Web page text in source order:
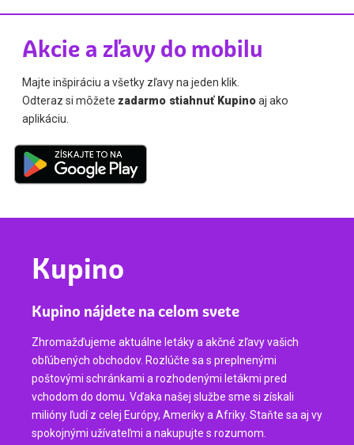
Akcie a zľavy do mobilu
Majte inšpiráciu a všetky zľavy na jeden klik.
Odteraz si môžete zadarmo stiahnuť Kupinoaj ako
aplikáciu.
Kupino
Kupino nájdete na celom svete
Zhromažďujeme aktuálne letáky a akčné zľavy vašich
obľúbených obchodov. Rozlúčte sa s preplnenými
poštovými schránkami a rozhodenými letákmi pred
vchodom do domu. Vďaka našej službe sme si získali
milióny ľudí z celej Európy, Ameriky a Afriky. Staňte sa aj vy
spokojnými užívateľmi a nakupujte s rozumom.